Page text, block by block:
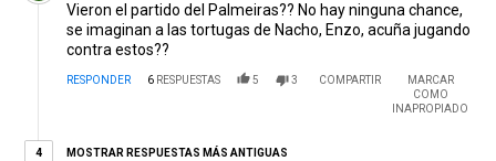
Vieron el partido del Palmeiras?? No hay ninguna chance,
se imaginan a las tortugas de Nacho, Enzo, acuña jugando
contra estos??
RESPONDER 6 RESPUESTAS 5 3 COMPARTIR
MARCAR
COMO
INAPROPIADO
44 respuestas más antiguas
MOSTRAR RESPUESTAS MÁS ANTIGUAS